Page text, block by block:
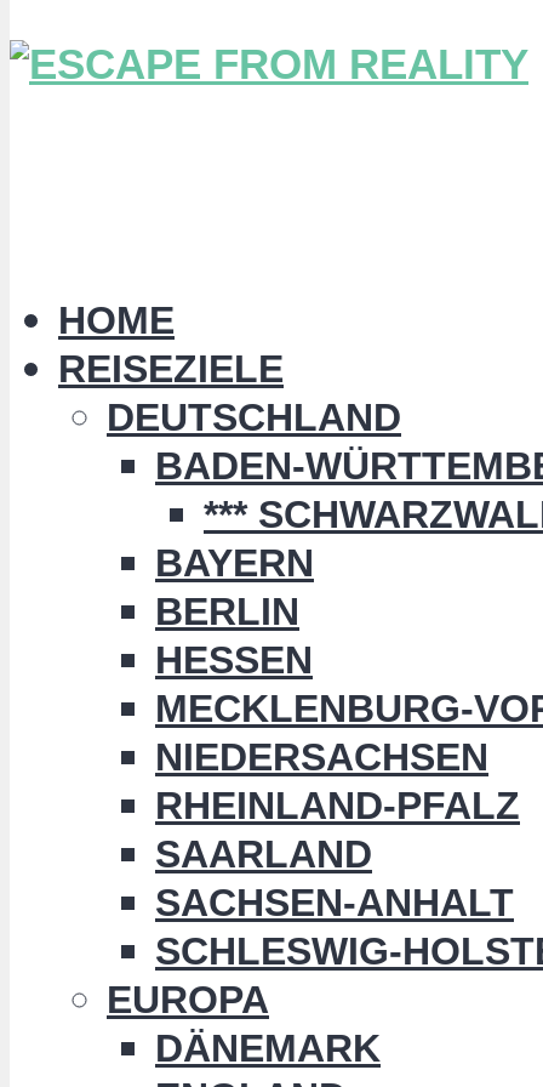
HOME
REISEZIELE
DEUTSCHLAND
BADEN-
***
BAYERN
BERLIN
HESSEN
MECKLENBURG-
NIEDERSACHSEN
RHEINLAND-PFALZ
SAARLAND
SACHSEN-ANHALT
SCHLESWIG-
EUROPA
DÄNEMARK